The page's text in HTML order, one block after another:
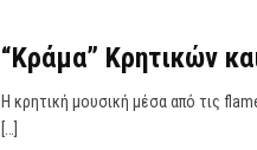
“Κράμα” Κρητικών
Η κρητική μουσική μέσα από τις
[…]